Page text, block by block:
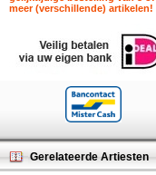
meer (verschillende) artikelen!
Gerelateerde Artiesten